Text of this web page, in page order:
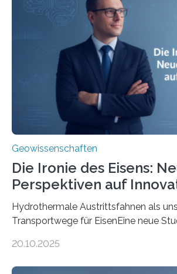
Geowissenschaften
Die Ironie des Eisens:
Perspektiven auf
Hydrothermale Austrittsfahnen als
Transportwege für EisenEine neue
Umweltwissenschaften der Universität
20.10.2025